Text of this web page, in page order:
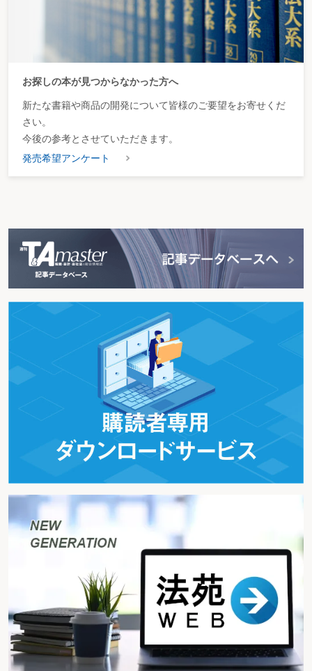
お探しの本が見つからなかった方へ
新たな書籍や商品の開発について皆様のご要望をお寄せくだ
さい。
今後の参考とさせていただきます。
発売希望アンケート